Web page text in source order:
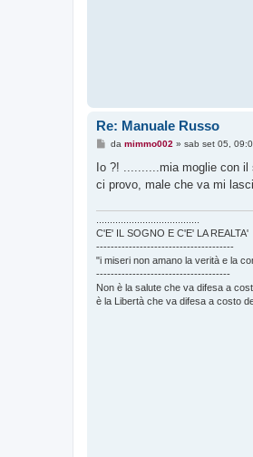
Re: Manuale Russo
M
s
a
o
da mimmo002 » sab set 05,
Io ?! ..........mia moglie con il
ci provo, male che va mi
C'E' IL SOGNO E C'E' LA REALTA'
--------------------------------------
"i miseri non amano la verità e la
-------------------------------------
Non è la salute che va difesa a
è la Libertà che va difesa a costo